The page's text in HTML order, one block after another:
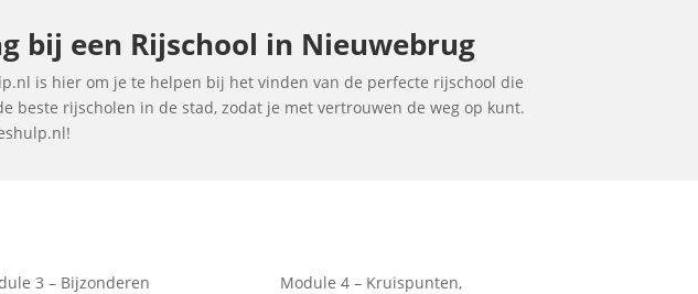
bij een Rijschool in Nieuwebrug
is hier om je te helpen bij het vinden van de perfecte rijschool die
rijscholen in de stad, zodat je met vertrouwen de weg op kunt.
3 – Bijzonderen
Module 4 – Kruispunten,